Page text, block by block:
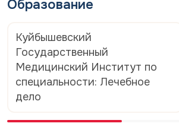
Образование
Куйбышевский
Государственный
Медицинский Институт по
специальности: Лечебное
дело